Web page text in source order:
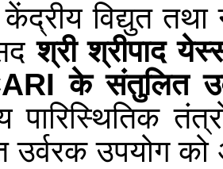
विद्युत तथा
श्री श्रीपाद
के संतुलित
पारिस्थितिक
उर्वरक उपयोग